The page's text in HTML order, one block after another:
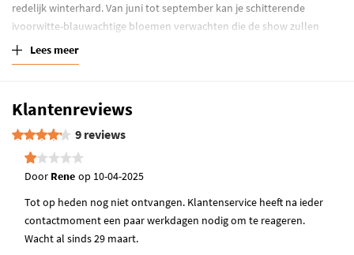
redelijk winterhard. Van juni tot september kan je schitterende
ivoorwitte-blauwachtige bloemen verwachten die de show zullen
stelen in je tuin of op je balkon.
wanneer het wat kouder en donkerder is zullen er minder bloemen
openspringen.
Belangrijk om te weten:
ontvangt kan deze minder of geen blad met zich meedragen. In dat
geval zal het afwijken van de getoonde productfoto's. Dit is vaak als je
de plant aan het begin van het seizoen ontvangt.
Let op!De plant is een echte klimmer en heeft hier wat
Lees meer
Klantenreviews
9 reviews
Door Rene op 10-04-2025
Tot op heden nog niet ontvangen. Klantenservice heeft na ieder
contactmoment een paar werkdagen nodig om te reageren.
Wacht al sinds 29 maart.